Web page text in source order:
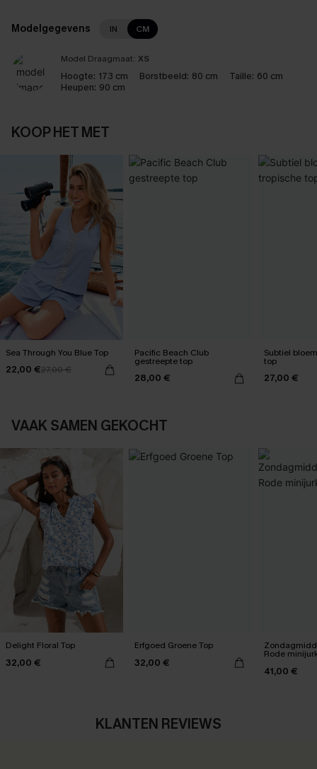
Modelgegevens IN CM
Model Draagmaat: XS
Hoogte: 173 cm Borstbeeld: 80 cm Taille: 60 cm
Heupen: 90 cm
KOOP HET MET
Sea Through You Blue Top
22,00 €27,00 €
Pacific Beach Club
gestreepte top
28,00 €
Subtiel
top
27,00 €
VAAK SAMEN GEKOCHT
Delight Floral Top
32,00 €
Erfgoed Groene Top
32,00 €
Rode
41,00 €
KLANTEN REVIEWS